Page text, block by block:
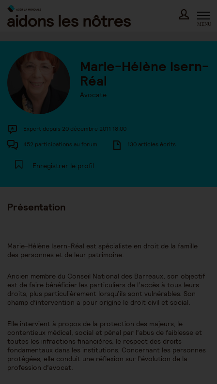
Skip
content
MENU
Marie-Hélène Isern-
Réal
Avocate
Expert depuis 20 décembre 2011 18:00
452 participations au forum 130 articles écrits
Enregistrer le profil
Présentation
Marie-Hélène Isern-Réal est spécialiste en droit de la famille
des personnes et de leur patrimoine.
Ancien membre du Conseil National des Barreaux, son objectif
est de faire bénéficier les particuliers de l’accès à tous leurs
droits, plus particulièrement lorsqu’ils sont vulnérables. Son
champ d’intervention a pour origine le droit civil et social.
Elle intervient à propos de la protection des majeurs, le
contentieux médical, social et pénal par l’abus de faiblesse et
toutes les infractions financières, le respect des droits
fondamentaux dans les institutions. Concernant les personnes
protégées, elle conduit une réflexion sur l’évolution de la
profession d’avocat.